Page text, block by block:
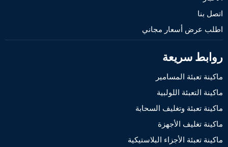
اتصل بنا
اطلب عرض أسعار مجاني
روابط سريعة
ماكينة تعبئة المسامير
ماكينة التعبئة اللولبية
ماكينة تعبئة وتغليف السحابة
ماكينة تغليف الأجهزة
ماكينة تعبئة الأجزاء البلاستيكية